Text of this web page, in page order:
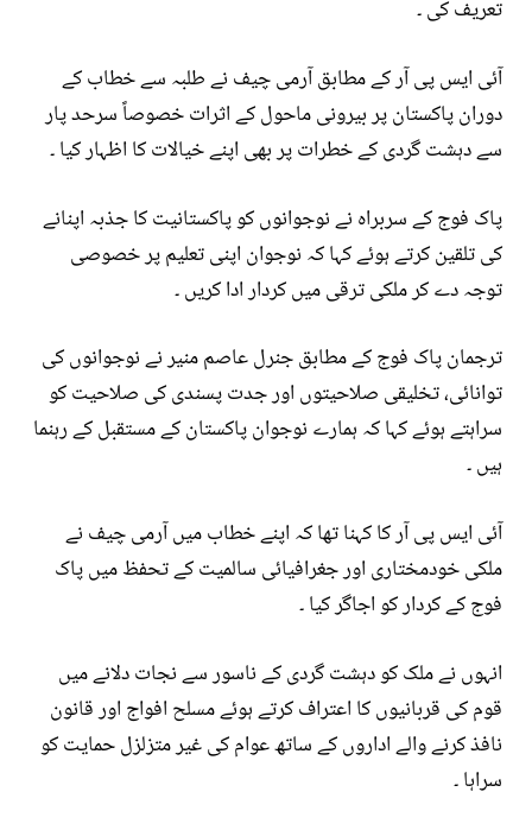
تعریف کی ۔
آئی ایس پی آر کے مطابق آرمی چیف نے طلبہ سے خطاب کے
دوران پاکستان پر بیرونی ماحول کے اثرات خصوصاً سرحد پار
سے دہشت گردی کے خطرات پر بھی اپنے خیالات کا اظہار کیا ۔
پاک فوج کے سربراہ نے نوجوانوں کو پاکستانیت کا جذبہ اپنانے
کی تلقین کرتے ہوئے کہا کہ نوجوان اپنی تعلیم پر خصوصی
توجہ دے کر ملکی ترقی میں کردار ادا کریں ۔
ترجمان پاک فوج کے مطابق جنرل عاصم منیر نے نوجوانوں کی
توانائی، تخلیقی صلاحیتوں اور جدت پسندی کی صلاحیت کو
سراہتے ہوئے کہا کہ ہمارے نوجوان پاکستان کے مستقبل کے رہنما
ہیں ۔
آئی ایس پی آر کا کہنا تھا کہ اپنے خطاب میں آرمی چیف نے
ملکی خودمختاری اور جغرافیائی سالمیت کے تحفظ میں پاک
فوج کے کردار کو اجاگر کیا ۔
انہوں نے ملک کو دہشت گردی کے ناسور سے نجات دلانے میں
قوم کی قربانیوں کا اعتراف کرتے ہوئے مسلح افواج اور قانون
نافذ کرنے والے اداروں کے ساتھ عوام کی غیر متزلزل حمایت کو
سراہا ۔